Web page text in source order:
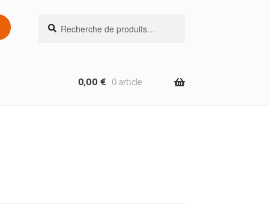
pour :
Recherche
0,00 € 0 article